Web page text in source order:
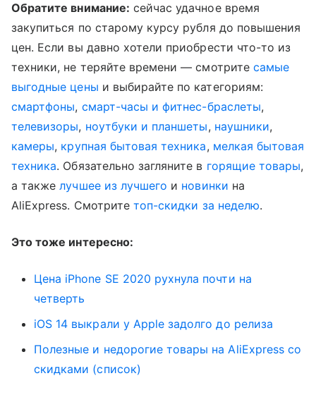
Обратите внимание: сейчас удачное время
закупиться по старому курсу рубля до повышения
цен. Если вы давно хотели приобрести что-то из
техники, не теряйте времени — смотрите самые
выгодные цены и выбирайте по категориям:
смартфоны, смарт-часы и фитнес-браслеты,
телевизоры, ноутбуки и планшеты, наушники,
камеры, крупная бытовая техника, мелкая бытовая
техника. Обязательно загляните в горящие товары,
а такжелучшее из лучшего и новинки на
AliExpress. Смотритетоп-скидки за неделю.
Это тоже интересно:
Цена iPhone SE 2020 рухнула почти на
четверть
iOS 14 выкрали у Apple задолго до релиза
Полезные и недорогие товары на AliExpress со
скидками (список)